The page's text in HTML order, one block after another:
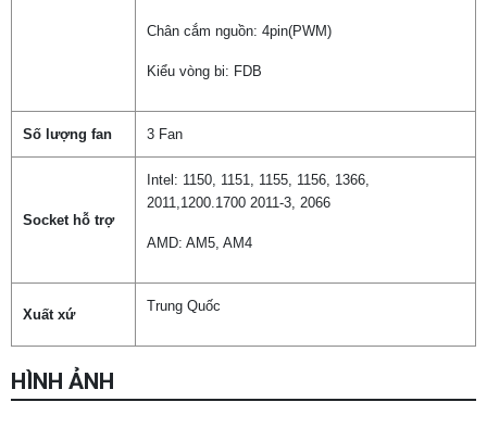
Chân cắm nguồn: 4pin(PWM)
Kiểu vòng bi: FDB
Số lượng fan 3 Fan
Socket hỗ trợ
Intel: 1150, 1151, 1155, 1156, 1366,
2011,1200.1700 2011-3, 2066
AMD: AM5, AM4
Xuất xứ
Trung Quốc
HÌNH ẢNH